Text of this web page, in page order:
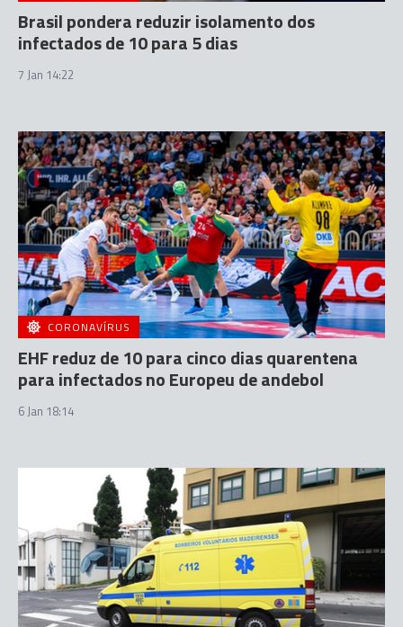
Brasil pondera reduzir isolamento dos
infectados de 10 para 5 dias
7 Jan 14:22
CORONAVÍRUS
EHF reduz de 10 para cinco dias quarentena
para infectados no Europeu de andebol
6 Jan 18:14